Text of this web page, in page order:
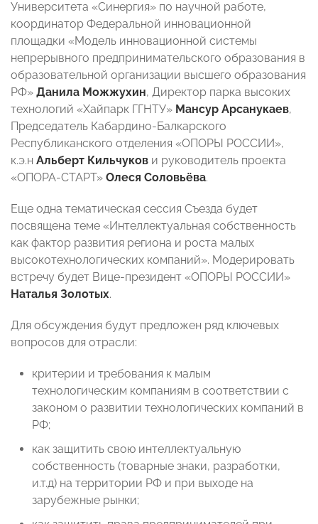
Университета «Синергия» по научной работе,
координатор Федеральной инновационной
площадки «Модель инновационной системы
непрерывного предпринимательского образования в
образовательной организации высшего образования
РФ» Данила Можжухин, Директор парка высоких
технологий «Хайпарк ГГНТУ» Мансур Арсанукаев,
Председатель Кабардино-Балкарского
Республиканского отделения «ОПОРЫ РОССИИ»,
к.э.н Альберт Кильчуков и руководитель проекта
«ОПОРА-СТАРТ» Олеся Соловьёва.
Еще одна тематическая сессия Съезда будет
посвящена теме «Интеллектуальная собственность
как фактор развития региона и роста малых
высокотехнологических компаний». Модерировать
встречу будет Вице-президент «ОПОРЫ РОССИИ»
Наталья Золотых.
Для обсуждения будут предложен ряд ключевых
вопросов для отрасли:
критерии и требования к малым
технологическим компаниям в соответствии с
законом о развитии технологических компаний в
РФ;
как защитить свою интеллектуальную
собственность (товарные знаки, разработки,
и.т.д) на территории РФ и при выходе на
зарубежные рынки;